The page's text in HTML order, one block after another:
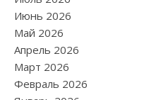
Июнь 2026
Май 2026
Апрель 2026
Март 2026
Февраль 2026